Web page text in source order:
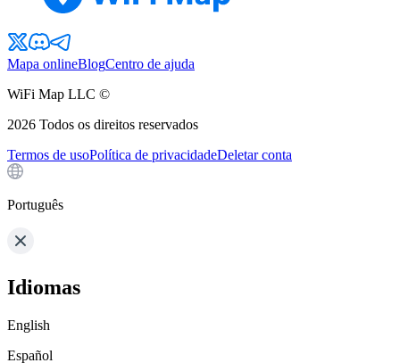
Mapa onlineBlogCentro de ajuda
WiFi Map LLC ©
2026 Todos os direitos reservados
Termos de usoPolítica de privacidadeDeletar conta
Português
Idiomas
English
Español